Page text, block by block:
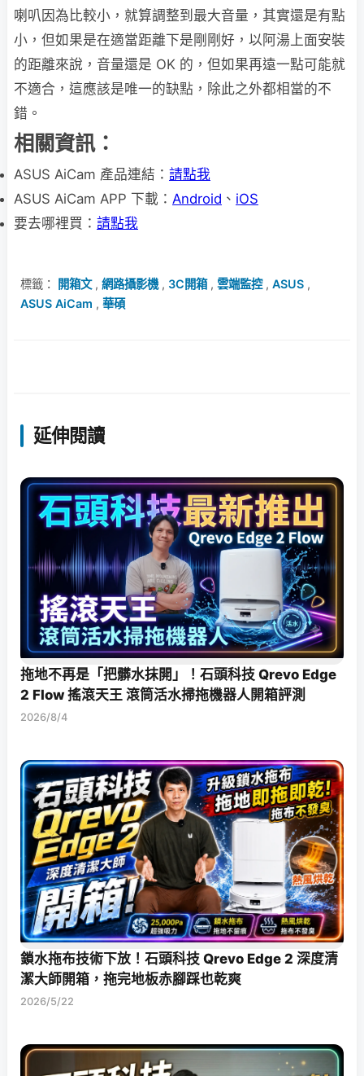
喇叭因為比較小，就算調整到最大音量，其實還是有點
小，但如果是在適當距離下是剛剛好，以阿湯上面安裝
的距離來說，音量還是 OK 的，但如果再遠一點可能就
不適合，這應該是唯一的缺點，除此之外都相當的不
錯。
相關資訊：
ASUS AiCam 產品連結： 請點我
ASUS AiCam APP 下載： Android 、 iOS
要去哪裡買： 請點我
標籤： 開箱文, 網路攝影機, 3C開箱, 雲端監控, ASUS ,
ASUS AiCam , 華碩
延伸閱讀
拖地不再是「把髒水抹開」！石頭科技 Qrevo Edge
2 Flow 搖滾天王 滾筒活水掃拖機器人開箱評測
2026/8/4
鎖水拖布技術下放！石頭科技 Qrevo Edge 2 深度清
潔大師開箱，拖完地板赤腳踩也乾爽
2026/5/22